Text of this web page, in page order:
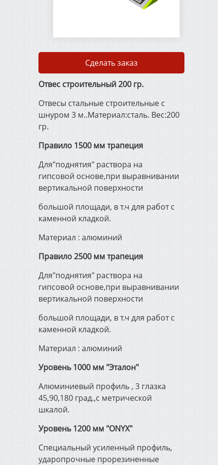
Сварочная проволока
ГОСТ 2246-70
Упаковочная
металлическая лента
Металлорежущий и
деревообрабатывающий
инструмент
Штукатурно-малярный
инструмент
Инженерная сантехника,
отопление и канализация
Электрика и освещение
Строительно-садовый
Электроинструмент
Измерительный и ручной
инструмент
Сварочное оборудование
Автоматические ворота и
видеонаблюдение
Сделать заказ
Отвес строительный 200 гр.
Отвесы стальные строительные с
шнуром 3 м..Материал:сталь. Вес:200
гр.
Правило 1500 мм трапеция
Для"поднятия" раствора на
гипсовой основе,при выравнивании
вертикальной поверхности
большой площади, в т.ч для работ с
каменной кладкой.
Материал : алюминий
Правило 2500 мм трапеция
Для"поднятия" раствора на
гипсовой основе,при выравнивании
вертикальной поверхности
большой площади, в т.ч для работ с
каменной кладкой.
Материал : алюминий
Уровень 1000 мм "Эталон"
Алюминиевый профиль , 3 глазка
45,90,180 град.,с метрической
шкалой.
Уровень 1200 мм "ONYX"
Специальный усиленный профиль,
ударопрочные прорезиненные